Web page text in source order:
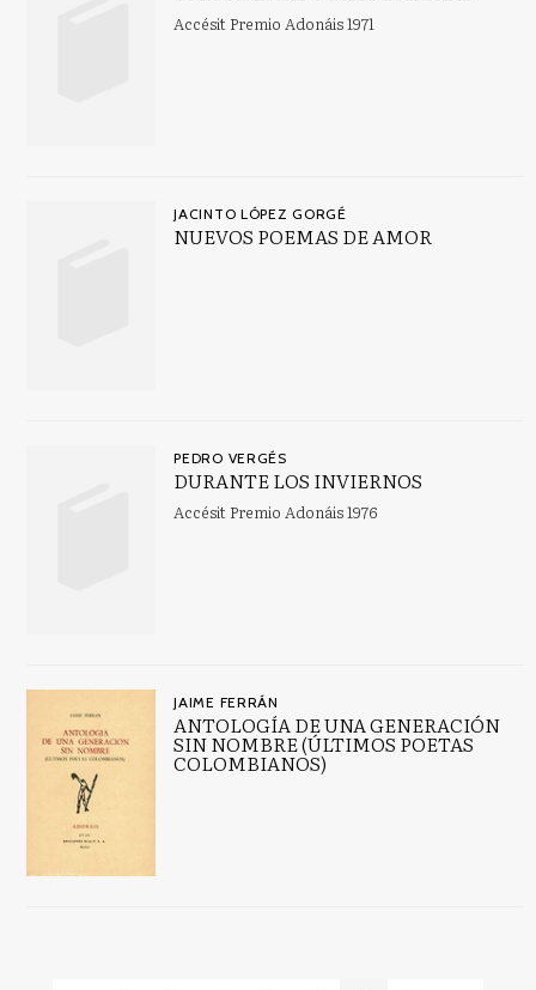
Accésit Premio Adonáis 1971
JACINTO LÓPEZ GORGÉ
NUEVOS POEMAS DE AMOR
PEDRO VERGÉS
DURANTE LOS INVIERNOS
Accésit Premio Adonáis 1976
JAIME FERRÁN
ANTOLOGÍA DE UNA GENERACIÓN
SIN NOMBRE (ÚLTIMOS POETAS
COLOMBIANOS)